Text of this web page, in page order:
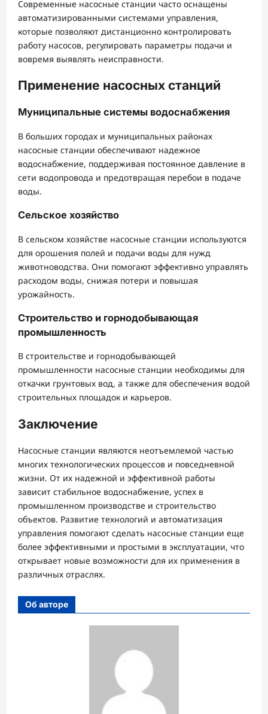
Современные насосные станции часто оснащены
автоматизированными системами управления,
которые позволяют дистанционно контролировать
работу насосов, регулировать параметры подачи и
вовремя выявлять неисправности.
Применение насосных станций
Муниципальные системы водоснабжения
В больших городах и муниципальных районах
насосные станции обеспечивают надежное
водоснабжение, поддерживая постоянное давление в
сети водопровода и предотвращая перебои в подаче
воды.
Сельское хозяйство
В сельском хозяйстве насосные станции используются
для орошения полей и подачи воды для нужд
животноводства. Они помогают эффективно управлять
расходом воды, снижая потери и повышая
урожайность.
Строительство и горнодобывающая
промышленность
В строительстве и горнодобывающей
промышленности насосные станции необходимы для
откачки грунтовых вод, а также для обеспечения водой
строительных площадок и карьеров.
Заключение
Насосные станции являются неотъемлемой частью
многих технологических процессов и повседневной
жизни. От их надежной и эффективной работы
зависит стабильное водоснабжение, успех в
промышленном производстве и строительство
объектов. Развитие технологий и автоматизация
управления помогают сделать насосные станции еще
более эффективными и простыми в эксплуатации, что
открывает новые возможности для их применения в
различных отраслях.
Об авторе